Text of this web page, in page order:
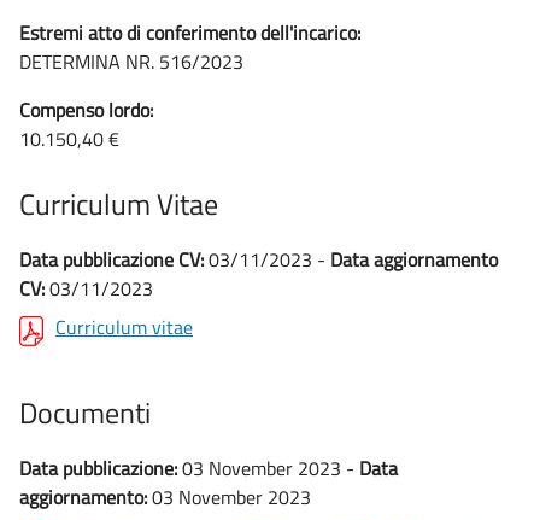
Estremi atto di conferimento dell'incarico:
DETERMINA NR. 516/2023
Compenso lordo:
10.150,40 €
Curriculum Vitae
Data pubblicazione CV:03/11/2023 - Data aggiornamento
CV:03/11/2023
Curriculum vitae
Documenti
Data pubblicazione:03 November 2023 - Data
aggiornamento:03 November 2023